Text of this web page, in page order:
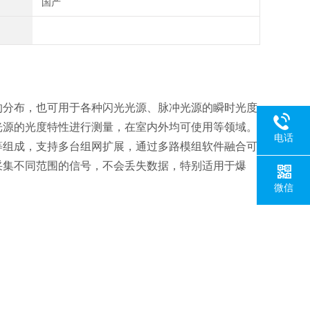
布，也可用于各种闪光光源、脉冲光源的瞬时光度
的光度特性进行测量，在室内外均可使用等领域。
成，支持多台组网扩展，通过多路模组软件融合可
不同范围的信号，不会丢失数据，特别适用于爆
电话
微信